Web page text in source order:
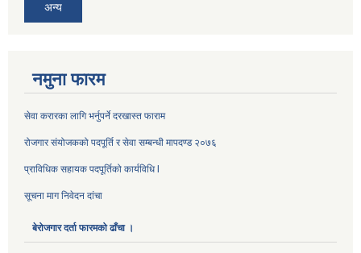
अन्य
नमुना फारम
सेवा करारका लागि भर्नुपर्ने दरखास्त फाराम
रोजगार संयोजकको पदपूर्ति र सेवा सम्बन्धी मापदण्ड २०७६
प्राविधिक सहायक पदपूर्तिको कार्यविधि l
सूचना माग निवेदन दांचा
बेरोजगार दर्ता फारमको ढाँचा ।